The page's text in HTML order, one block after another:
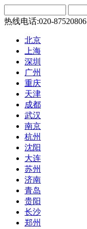
热线电话:020-87520806
北京
上海
深圳
广州
重庆
天津
成都
武汉
南京
杭州
沈阳
大连
苏州
济南
青岛
贵阳
长沙
郑州